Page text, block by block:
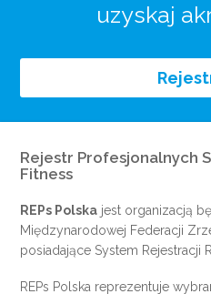
uzyskaj
Rejestr Profesjonalnych
Fitness
REPs Polska jest organizacją
Międzynarodowej Federacji
posiadające System Rejestracji
REPs Polska reprezentuje